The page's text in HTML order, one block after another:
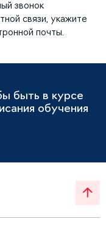
звонок
связи, укажите
почты.
быть в курсе
обучения